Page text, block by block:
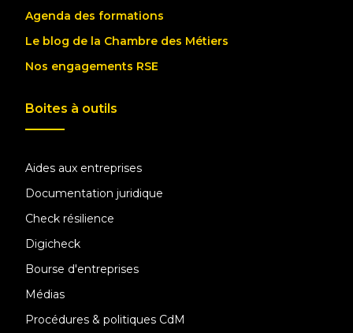
Agenda des formations
Le blog de la Chambre des Métiers
Nos engagements RSE
Boites à outils
Aides aux entreprises
Documentation juridique
Check résilience
Digicheck
Bourse d'entreprises
Médias
Procédures & politiques CdM